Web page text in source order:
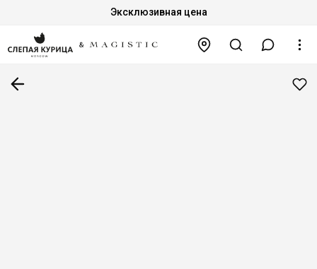
Эксклюзивная цена